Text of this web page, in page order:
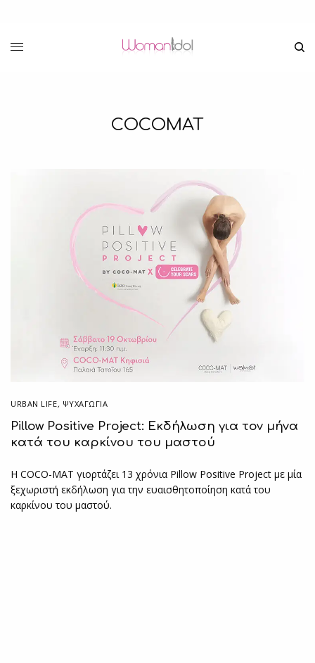
COCOMAT
URBAN LIFE, ΨΥΧΑΓΩΓΙΑ
Pillow Positive Project: Εκδήλωση για τον μήνα
κατά του καρκίνου του μαστού
Η COCO-MAT γιορτάζει 13 χρόνια Pillow Positive Project με μία
ξεχωριστή εκδήλωση για την ευαισθητοποίηση κατά του
καρκίνου του μαστού.